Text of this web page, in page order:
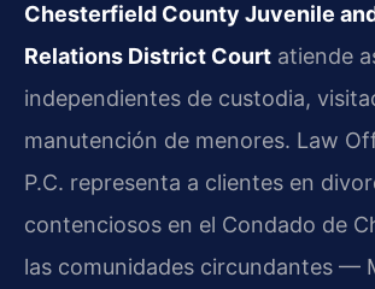
Chesterfield County Juvenile
Relations District Court atiende
independientes de custodia,
manutención de menores. Law
P.C. representa a clientes en
contenciosos en el Condado de
las comunidades circundantes —